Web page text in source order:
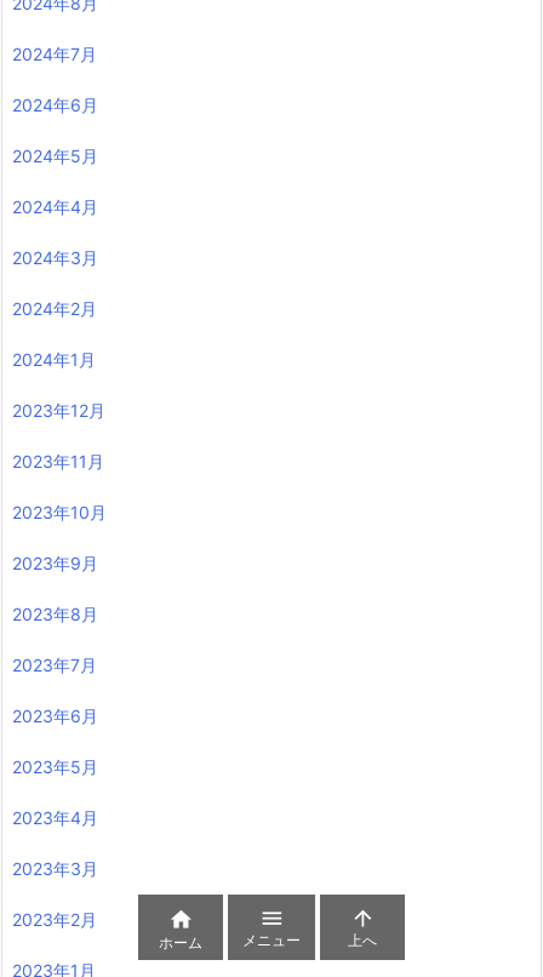
2024年7月
2024年6月
2024年5月
2024年4月
2024年3月
2024年2月
2024年1月
2023年12月
2023年11月
2023年10月
2023年9月
2023年8月
2023年7月
2023年6月
2023年5月
2023年4月
2023年3月
2023年2月
2023年1月

ホーム

メニュー

上へ